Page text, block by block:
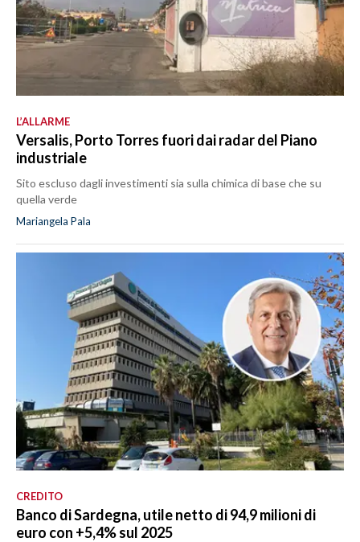
L’ALLARME
Versalis, Porto Torres fuori dai radar del Piano
industriale
Sito escluso dagli investimenti sia sulla chimica di base che su
quella verde
Mariangela Pala
CREDITO
Banco di Sardegna, utile netto di 94,9 milioni di
euro con +5,4% sul 2025